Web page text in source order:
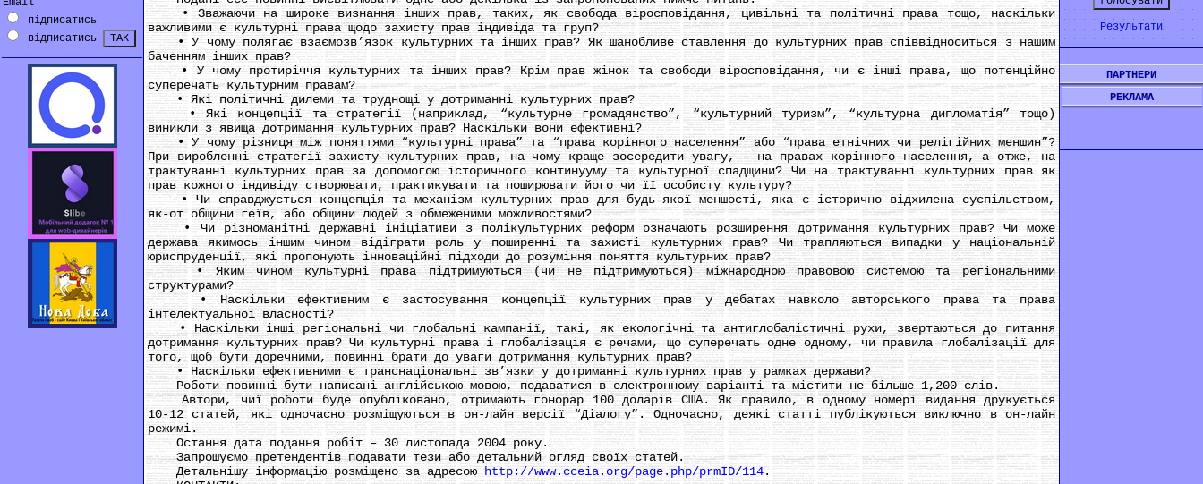
Email
підписатись
відписатись
• Зважаючи на широке визнання інших прав, таких, як свобода віросповідання, цивільні та політичні права тощо, наскільки
важливими є культурні права щодо захисту прав індивіда та груп?
• У чому полягає взаємозв’язок культурних та інших прав? Як шанобливе ставлення до культурних прав співвідноситься з нашим
баченням інших прав?
• У чому протиріччя культурних та інших прав? Крім прав жінок та свободи віросповідання, чи є інші права, що потенційно
суперечать культурним правам?
• Які політичні дилеми та труднощі у дотриманні культурних прав?
• Які концепції та стратегії (наприклад, “культурне громадянство”, “культурний туризм”, “культурна дипломатія” тощо)
виникли з явища дотримання культурних прав? Наскільки вони ефективні?
• У чому різниця між поняттями “культурні права” та “права корінного населення” або “права етнічних чи релігійних меншин”?
При виробленні стратегії захисту культурних прав, на чому краще зосередити увагу, - на правах корінного населення, а отже, на
трактуванні культурних прав за допомогою історичного континууму та культурної спадщини? Чи на трактуванні культурних прав як
прав кожного індивіду створювати, практикувати та поширювати його чи її особисту культуру?
• Чи справджується концепція та механізм культурних прав для будь-якої меншості, яка є історично відхилена суспільством,
як-от общини геїв, або общини людей з обмеженими можливостями?
• Чи різноманітні державні ініціативи з полікультурних реформ означають розширення дотримання культурних прав? Чи може
держава якимось іншим чином відіграти роль у поширенні та захисті культурних прав? Чи трапляються випадки у національній
юриспруденції, які пропонують інноваційні підходи до розуміння поняття культурних прав?
• Яким чином культурні права підтримуються (чи не підтримуються) міжнародною правовою системою та регіональними
структурами?
• Наскільки ефективним є застосування концепції культурних прав у дебатах навколо авторського права та права
інтелектуальної власності?
• Наскільки інші регіональні чи глобальні кампанії, такі, як екологічні та антиглобалістичні рухи, звертаються до питання
дотримання культурних прав? Чи культурні права і глобалізація є речами, що суперечать одне одному, чи правила глобалізації для
того, щоб бути доречними, повинні брати до уваги дотримання культурних прав?
• Наскільки ефективними є транснаціональні зв’язки у дотриманні культурних прав у рамках держави?
Роботи повинні бути написані англійською мовою, подаватися в електронному варіанті та містити не більше 1,200 слів.
Автори, чиї роботи буде опубліковано, отримають гонорар 100 доларів США. Як правило, в одному номері видання друкується
10-12 статей, які одночасно розміщуються в он-лайн версії “Діалогу”. Одночасно, деякі статті публікуються виключно в он-лайн
режимі.
Остання дата подання робіт – 30 листопада 2004 року.
Запрошуємо претендентів подавати тези або детальний огляд своїх статей.
Детальнішу інформацію розміщено за адресою http://www.cceia.org/page.php/prmID/114.
Результати
ПАРТНЕРИ
РЕКЛАМА